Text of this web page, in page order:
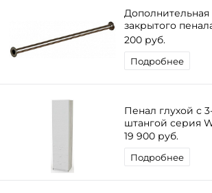
Дополнительная
закрытого
и 1-им фасадом
200 руб.
Подробнее
Пенал глухой с
штангой серия
19 900 руб.
Подробнее